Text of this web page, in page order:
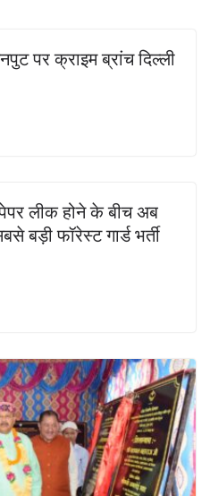
पर क्राइम ब्रांच दिल्ली
लीक होने के बीच अब
बड़ी फॉरेस्ट गार्ड भर्ती